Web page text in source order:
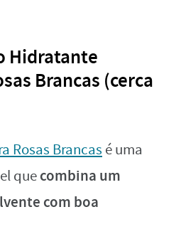
Hidratante
Brancas (cerca
Rosas Brancas é uma
quecombina um
com boa